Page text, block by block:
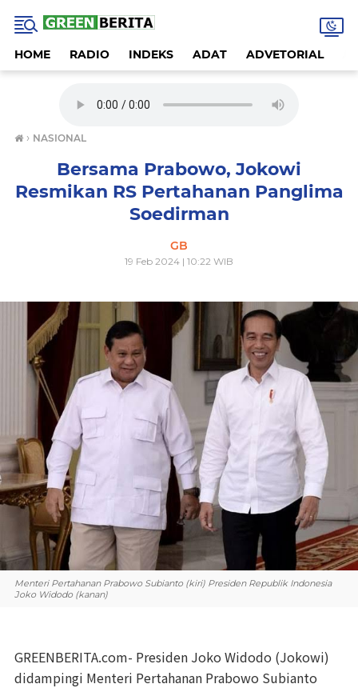
HOME RADIO INDEKS ADAT ADVETORIAL
› NASIONAL
Bersama Prabowo, Jokowi
Resmikan RS Pertahanan Panglima
Soedirman
GB
19 Feb 2024 | 10:22 WIB
Menteri Pertahanan Prabowo Subianto (kiri) Presiden Republik Indonesia
Joko Widodo (kanan)
GREENBERITA.com- Presiden Joko Widodo (Jokowi)
didampingi Menteri Pertahanan Prabowo Subianto